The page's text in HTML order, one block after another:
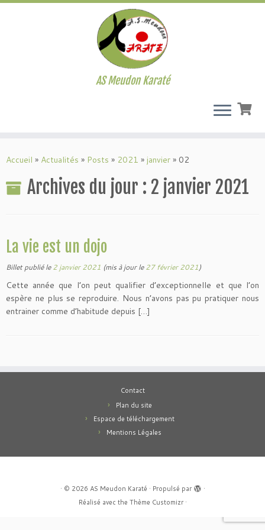
au
AS Meudon Karaté
Accueil » Actualités » Posts » 2021 » janvier » 02
Archives du jour : 2 janvier 2021
La vie est un dojo
Billet publié le2 janvier 2021 (mis à jour le27 février 2021)
Cette année que l’on peut qualifier d’exceptionnelle et que l’on
espère ne plus se reproduire. Nous n’avons pas pu pratiquer nous
entrainer comme d’habitude depuis […]
Contact
Plan du site
Espace de téléchargement
Mentions Légales
· © 2026 AS Meudon Karaté · Propulsé par
·
Réalisé avec the Thème Customizr·